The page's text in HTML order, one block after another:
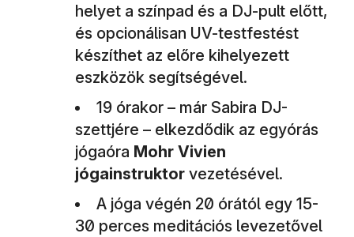
helyet a színpad és a DJ-pult előtt,
és opcionálisan UV-testfestést
készíthet az előre kihelyezett
eszközök segítségével.
19 órakor – már Sabira DJ-
szettjére – elkezdődik az egyórás
jógaóra Mohr Vivien
jógainstruktor vezetésével.
A jóga végén 20 órától egy 15-
30 perces meditációs levezetővel